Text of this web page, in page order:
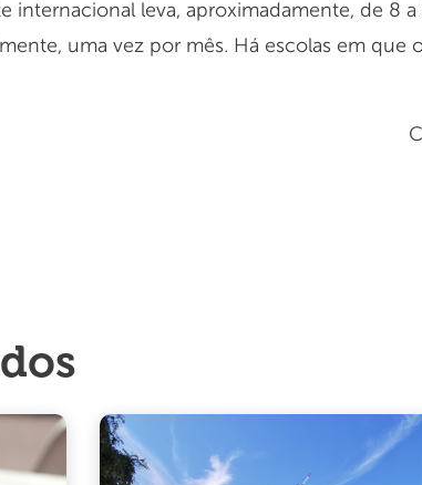
internacional leva, aproximadamente, de 8 a
uma vez por mês. Há escolas em que